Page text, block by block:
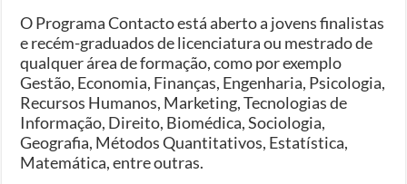
O Programa Contacto está aberto a jovens finalistas
e recém-graduados de licenciatura ou mestrado de
qualquer área de formação, como por exemplo
Gestão, Economia, Finanças, Engenharia, Psicologia,
Recursos Humanos, Marketing, Tecnologias de
Informação, Direito, Biomédica, Sociologia,
Geografia, Métodos Quantitativos, Estatística,
Matemática, entre outras.